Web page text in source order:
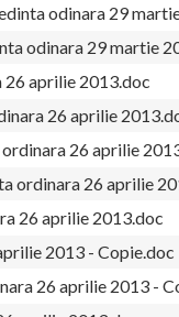
odinara 29
odinara 29 martie
aprilie 2013.doc
26 aprilie
26 aprilie
ordinara 26 aprilie
26 aprilie 2013.doc
2013 - Copie.doc
26 aprilie 2013 -